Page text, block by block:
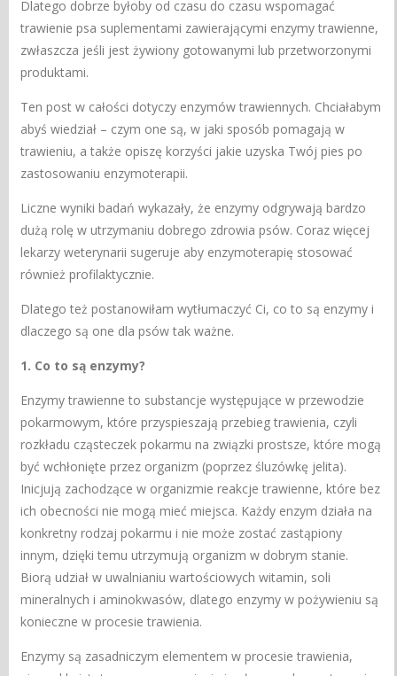
Dlatego dobrze byłoby od czasu do czasu wspomagać
trawienie psa suplementami zawierającymi enzymy trawienne,
zwłaszcza jeśli jest żywiony gotowanymi lub przetworzonymi
produktami.
Ten post w całości dotyczy enzymów trawiennych. Chciałabym
abyś wiedział – czym one są, w jaki sposób pomagają w
trawieniu, a także opiszę korzyści jakie uzyska Twój pies po
zastosowaniu enzymoterapii.
Liczne wyniki badań wykazały, że enzymy odgrywają bardzo
dużą rolę w utrzymaniu dobrego zdrowia psów. Coraz więcej
lekarzy weterynarii sugeruje aby enzymoterapię stosować
również profilaktycznie.
Dlatego też postanowiłam wytłumaczyć Ci, co to są enzymy i
dlaczego są one dla psów tak ważne.
1. Co to ​​są enzymy?
Enzymy trawienne to substancje występujące w przewodzie
pokarmowym, które przyspieszają przebieg trawienia, czyli
rozkładu cząsteczek pokarmu na związki prostsze, które mogą
być wchłonięte przez organizm (poprzez śluzówkę jelita).
Inicjują zachodzące w organizmie reakcje trawienne, które bez
ich obecności nie mogą mieć miejsca. Każdy enzym działa na
konkretny rodzaj pokarmu i nie może zostać zastąpiony
innym, dzięki temu utrzymują organizm w dobrym stanie.
Biorą udział w uwalnianiu wartościowych witamin, soli
mineralnych i aminokwasów, dlatego enzymy w pożywieniu są
konieczne w procesie trawienia.
Enzymy są zasadniczym elementem w procesie trawienia,